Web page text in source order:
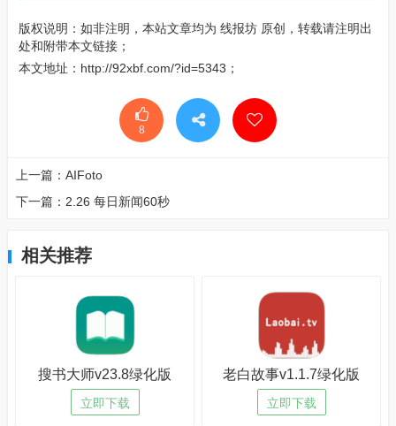
版权说明：如非注明，本站文章均为 线报坊 原创，转载请注明出
处和附带本文链接；
本文地址： http://92xbf.com/?id=5343 ；
8
上一篇： AIFoto
下一篇： 2.26 每日新闻60秒
相关推荐
搜书大师v23.8绿化版
立即下载
老白故事v1.1.7绿化版
立即下载